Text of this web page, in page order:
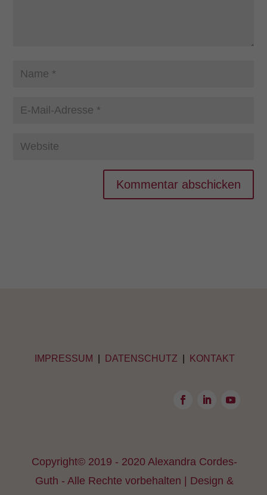
Kommentar abschicken
IMPRESSUM DATENSCHUTZ KONTAKT
Copyright© 2019 - 2020 Alexandra Cordes-
Guth - Alle Rechte vorbehalten | Design &